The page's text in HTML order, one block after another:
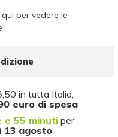
per vedere le
in tutta Italia,
euro di spesa
e 55 minuti per
13 agosto